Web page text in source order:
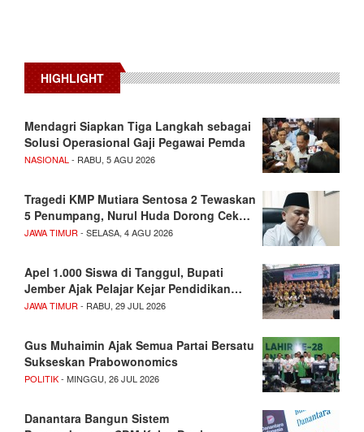
HIGHLIGHT
Mendagri Siapkan Tiga Langkah sebagai
Solusi Operasional Gaji Pegawai Pemda
NASIONAL - RABU, 5 AGU 2026
Tragedi KMP Mutiara Sentosa 2 Tewaskan
5 Penumpang, Nurul Huda Dorong Cek…
JAWA TIMUR - SELASA, 4 AGU 2026
Apel 1.000 Siswa di Tanggul, Bupati
Jember Ajak Pelajar Kejar Pendidikan…
JAWA TIMUR - RABU, 29 JUL 2026
Gus Muhaimin Ajak Semua Partai Bersatu
Sukseskan Prabowonomics
POLITIK- MINGGU, 26 JUL 2026
Danantara Bangun Sistem